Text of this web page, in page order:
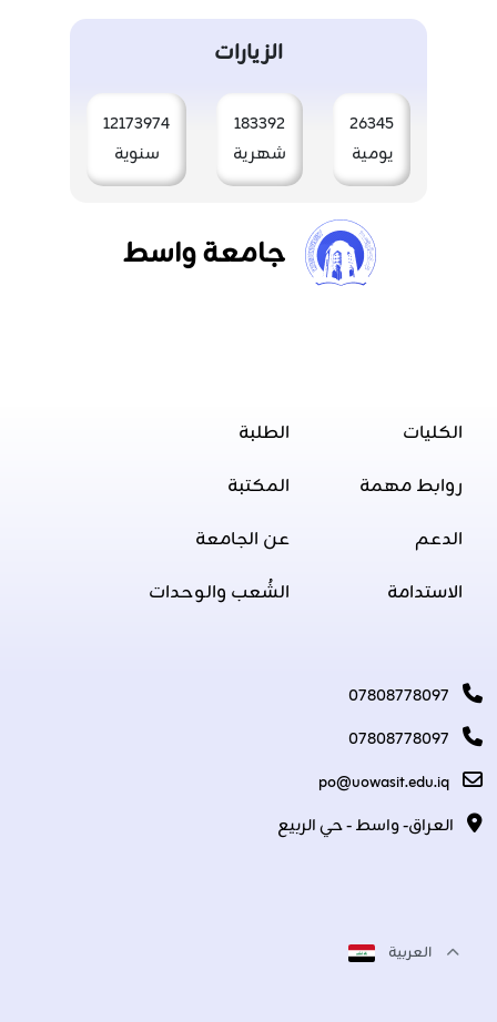
الزيارات
26345
يومية
183392
شهرية
12173974
سنوية
جامعة واسط
الكليات
روابط مهمة
الدعم
الاستدامة
الطلبة
المكتبة
عن الجامعة
الشُعب والوحدات
07808778097
07808778097
po@uowasit.edu.iq
العراق- واسط - حي الربيع
العربية